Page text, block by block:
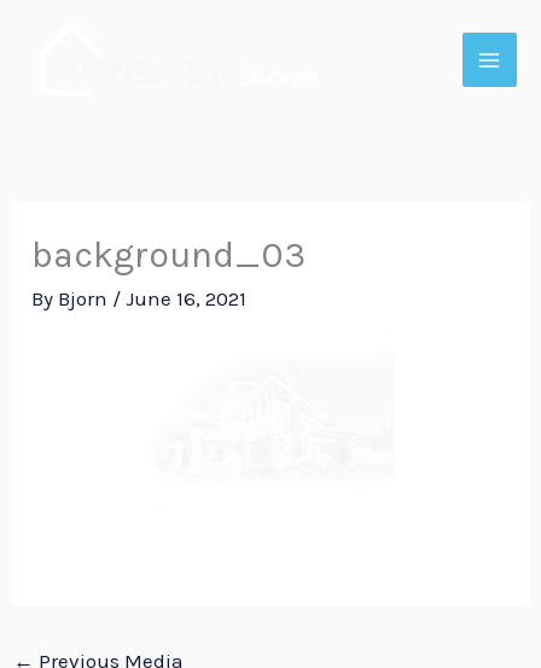
background_03
By Bjorn /June 16, 2021
← Previous Media